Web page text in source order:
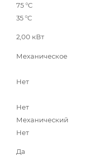
75 °С
35 °С
2,00 кВт
Механическое
Нет
Нет
Механический
Нет
Да